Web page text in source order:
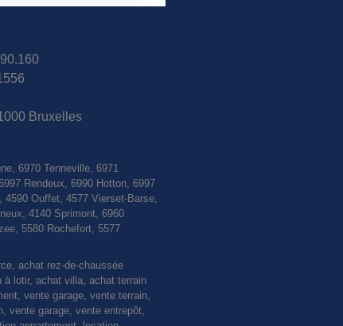
Bruxelles
6970 Tenneville, 6971
Rendeux, 6990 Hotton, 6997
4590 Ouffet, 4577 Vierset-Barse,
4140 Sprimont, 6960
5580 Rochefort, 5577
achat rez-de-chaussée
lotir, achat villa, achat terrain
vente garage, vente terrain,
vente garage, vente entrepôt,